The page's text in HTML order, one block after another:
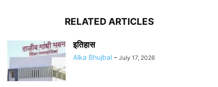
RELATED ARTICLES
इतिहास
Alka Bhujbal - July 17, 2026